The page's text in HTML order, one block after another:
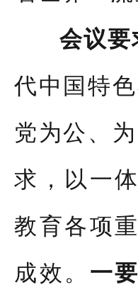
会议要
代中国特
党为公、
求，以一
教育各项
成效。 一